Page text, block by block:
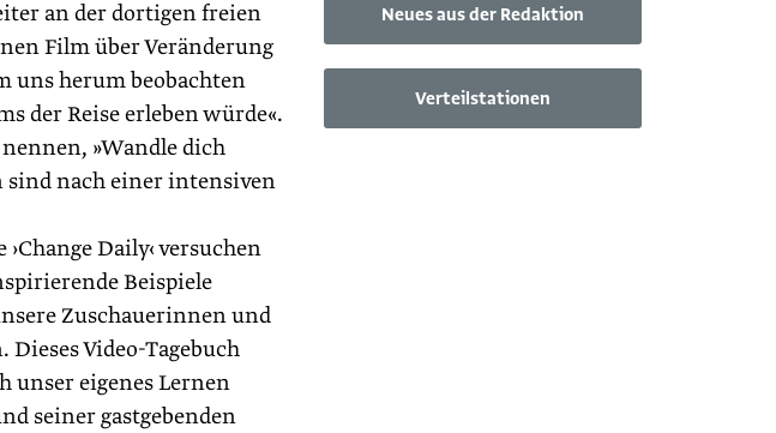
an der dortigen freien
Film über Veränderung
uns herum beobachten
der Reise erleben würde«.
»Wandle dich
sind nach einer intensiven
Daily‹ versuchen
Beispiele
Zuschauerinnen und
Video-Tagebuch
unser eigenes Lernen
seiner gastgebenden
Neues aus der Redaktion
Verteilstationen